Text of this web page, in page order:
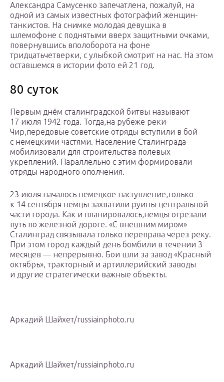
Александра Самусенко запечатлена, пожалуй, на
одной из самых известных фотографий женщин-
танкистов. На снимке молодая девушка в
шлемофоне с поднятыми вверх защитными очками,
повернувшись вполоборота на фоне
тридцатьчетверки, с улыбкой смотрит на нас. На этом
оставшемся в истории фото ей 21 год.
80 суток
Первым днём сталинградской битвы называют
17 июля 1942 года. Тогда,на рубеже реки
Чир,передовые советские отряды вступили в бой
с немецкими частями. Население Сталинграда
мобилизовали для строительства полевых
укреплений. Параллельно с этим формировали
отряды народного ополчения.
23 июля началось немецкое наступление,только
к 14 сентября немцы захватили руины центральной
части города. Как и планировалось,немцы отрезали
путь по железной дороге. «С внешним миром»
Сталинград связывала только переправа через реку.
При этом город каждый день бомбили в течении 3
месяцев — непрерывно. Бои шли за завод «Красный
октябрь», тракторный и артиллерийский заводы
и другие стратегически важные объекты.
Аркадий Шайхет/russiainphoto.ru
Аркадий Шайхет/russiainphoto.ru